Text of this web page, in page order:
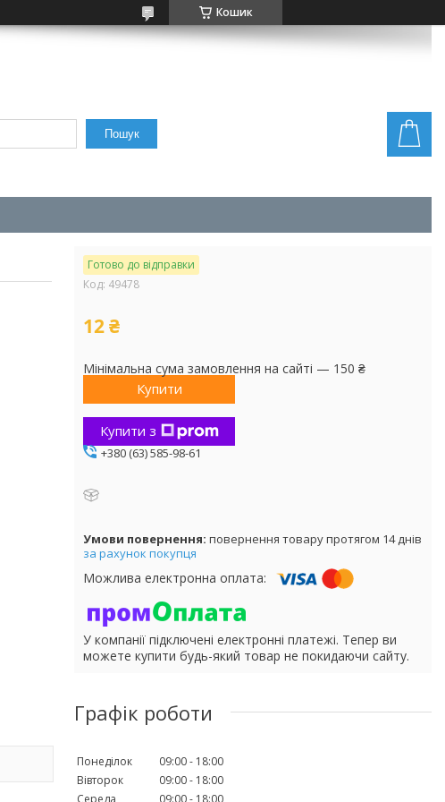
Кошик
Пошук
Готово до відправки
Код: 49478
12 ₴
Мінімальна сума замовлення на сайті — 150 ₴
Купити
Купити з
+380 (63) 585-98-61
повернення товару протягом 14 днів
за рахунок покупця
У компанії підключені електронні платежі. Тепер ви
можете купити будь-який товар не покидаючи сайту.
Графік роботи
Понеділок 09:00
18:00
Вівторок
09:00
18:00
Середа
09:00 18:00